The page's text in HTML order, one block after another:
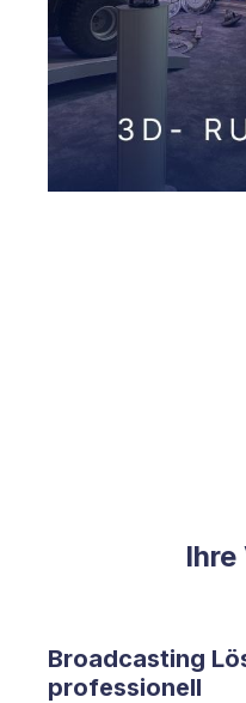
Broadcasting
professionell